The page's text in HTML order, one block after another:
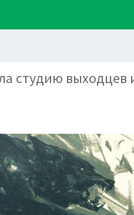
студию выходцев